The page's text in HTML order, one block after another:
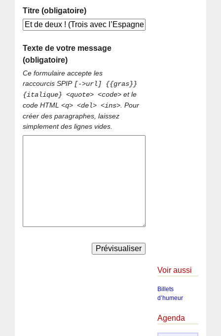
Titre (obligatoire)
Texte de votre message
(obligatoire)
Ce formulaire accepte les
raccourcis SPIP [->url] {{gras}}
{italique} <quote> <code> et le
code HTML<q> <del> <ins>. Pour
créer des paragraphes, laissez
simplement des lignes vides.
Voir aussi
Billets
d’humeur
Agenda